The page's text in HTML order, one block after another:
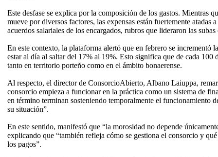
Este desfase se explica por la composición de los gastos. Mientras
mueve por diversos factores, las expensas están fuertemente atadas
acuerdos salariales de los encargados, rubros que lideraron las subas
En este contexto, la plataforma alertó que en febrero se incrementó
estar al día al saltar del 17% al 19%. Esto significa que de cada 100
tanto en territorio porteño como en el ámbito bonaerense.
Al respecto, el director de ConsorcioAbierto, Albano Laiuppa,
consorcio empieza a funcionar en la práctica como un sistema de
en término terminan sosteniendo temporalmente el funcionamiento
su situación”.
En este sentido, manifestó que “la morosidad no depende
explicando que “también refleja cómo se gestiona el consorcio y
los pagos”.